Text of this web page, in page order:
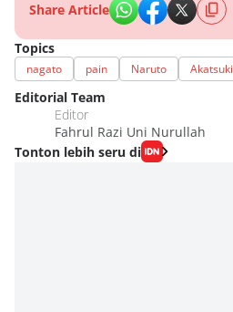
Share Article
Topics
nagato pain Naruto Akatsuki
Editorial Team
Editor
Fahrul Razi Uni Nurullah
Tonton lebih seru di